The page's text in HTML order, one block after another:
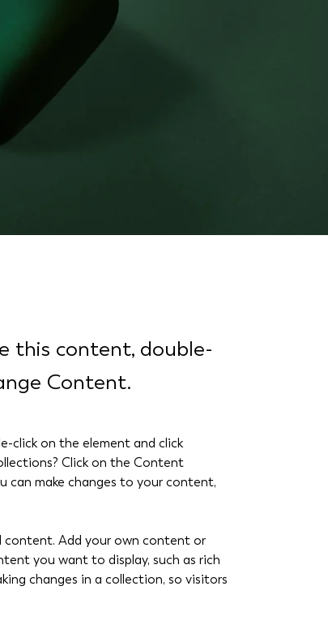
this content, double-
Content.
click on the element and click
Click on the Content
can make changes to your content,
content. Add your own content or
you want to display, such as rich
changes in a collection, so visitors